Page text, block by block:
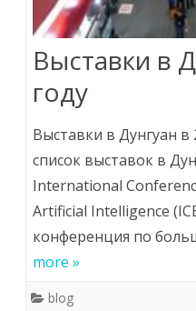
Выставки в
году
Выставки в Дунгуан в
список выставок в
International
Artificial Intelligence
конференция по
more »
blog